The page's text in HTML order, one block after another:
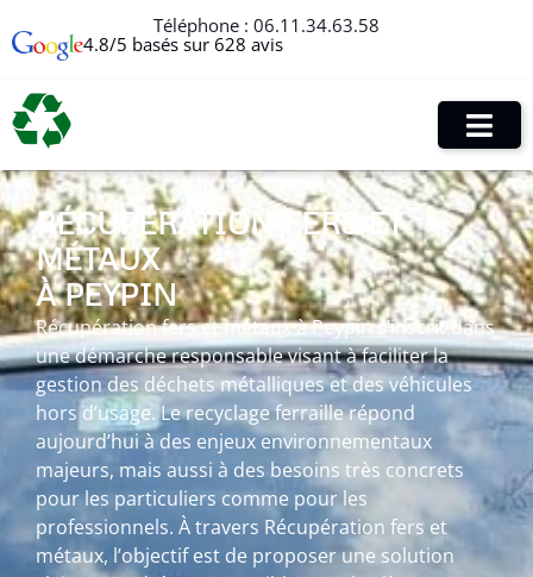
Téléphone : 06.11.34.63.58
4.8/5 basés sur 628 avis
RÉCUPÉRATION FERS ET
MÉTAUX
À PEYPIN
Récupération fers et métaux à Peypin s’inscrit dans
une démarche responsable visant à faciliter la
gestion des déchets métalliques et des véhicules
hors d’usage. Le recyclage ferraille répond
aujourd’hui à des enjeux environnementaux
majeurs, mais aussi à des besoins très concrets
pour les particuliers comme pour les
professionnels. À travers Récupération fers et
métaux, l’objectif est de proposer une solution